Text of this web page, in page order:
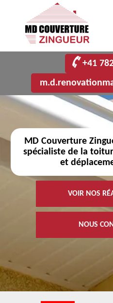
+41
MD Couverture
spécialiste de la
et
VOIR NOS
NOUS